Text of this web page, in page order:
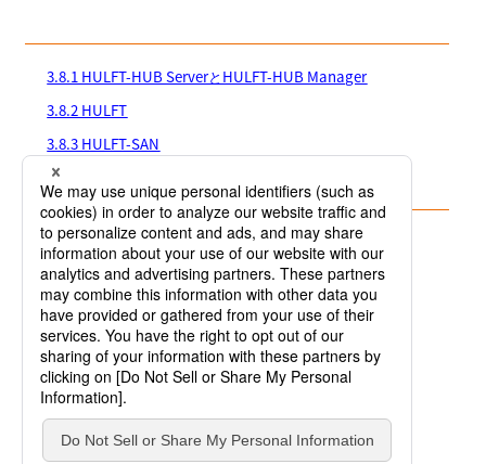
3.8.1 HULFT-HUB ServerとHULFT-HUB Manager
3.8.2 HULFT
3.8.3 HULFT-SAN
3.8.4 HULFT BB